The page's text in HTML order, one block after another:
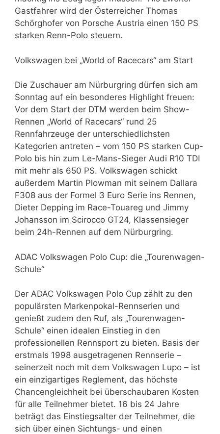
Gastfahrer wird der Österreicher Thomas
Schörghofer von Porsche Austria einen 150 PS
starken Renn-Polo steuern.
Volkswagen bei „World of Racecars“ am Start
Die Zuschauer am Nürburgring dürfen sich am
Sonntag auf ein besonderes Highlight freuen:
Vor dem Start der DTM werden beim Show-
Rennen „World of Racecars“ rund 25
Rennfahrzeuge der unterschiedlichsten
Kategorien antreten – vom 150 PS starken Cup-
Polo bis hin zum Le-Mans-Sieger Audi R10 TDI
mit mehr als 650 PS. Volkswagen schickt
außerdem Martin Plowman mit seinem Dallara
F308 aus der Formel 3 Euro Serie ins Rennen,
Dieter Depping im Race-Touareg und Jimmy
Johansson im Scirocco GT24, Klassensieger
beim 24h-Rennen auf dem Nürburgring.
ADAC Volkswagen Polo Cup: die „Tourenwagen-
Schule“
Der ADAC Volkswagen Polo Cup zählt zu den
populärsten Markenpokal-Rennserien und
genießt zudem den Ruf, als „Tourenwagen-
Schule“ einen idealen Einstieg in den
professionellen Rennsport zu bieten. Basis der
erstmals 1998 ausgetragenen Rennserie –
seinerzeit noch mit dem Volkswagen Lupo – ist
ein einzigartiges Reglement, das höchste
Chancengleichheit bei überschaubaren Kosten
für alle Teilnehmer bietet. 16 bis 24 Jahre
beträgt das Einstiegsalter der Teilnehmer, die
sich über einen Sichtungs- und einen